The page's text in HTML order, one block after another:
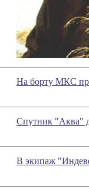
На борту МКС
Спутник "Аква"
В экипаж